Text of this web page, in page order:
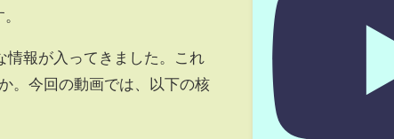
報が入ってきました。これ
。今回の動画では、以下の核